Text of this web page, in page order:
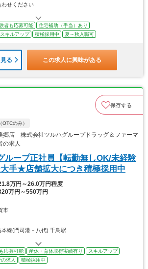
せください
者も応募可能
住宅補助（手当）あり
スキルアップ 積極採用中 夏～秋入職可
る この求人に興味がある
保存する
OTCのみ）
店 株式会社ツルハグループドラッグ＆ファーマ
の求人
ープ正社員【転勤無しOK/未経験
手★店舗拡大につき積極採用中
万円～26.0万円程度
万円～550万円
市
本線(門司港－八代) 千鳥駅
応募可能 産休・育休取得実績有り
スキルアップ
求人 積極採用中